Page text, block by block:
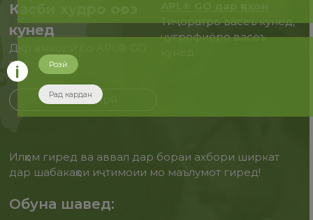
Касби худро оғоз
кунед
Дар ҳамкорӣ бо APL® GO
ҳоло
Бақайдгирӣ
Тиҷоратро васеъ кунед,
ҷуғрофиёро васеъ
Илҳом гиред ва аввал дар бораи ахбори ширкат
дар шабакаҳои иҷтимоии мо маълумот гиред!
Обуна шавед:
Розӣ
Рад кардан